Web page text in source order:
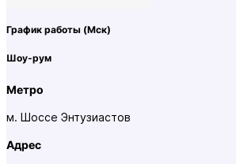
График работы (Мск)
Шоу-рум
Метро
м. Шоссе Энтузиастов
Адрес